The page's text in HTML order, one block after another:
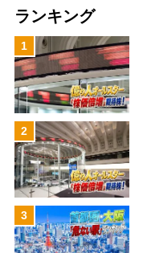
ランキング
1
2
3